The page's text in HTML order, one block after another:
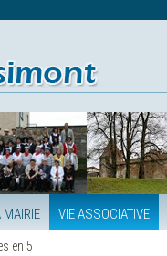
MAIRIE VIE ASSOCIATIVE
en 5